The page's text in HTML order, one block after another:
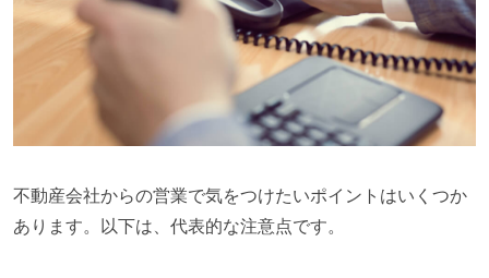
不動産会社からの営業で気をつけたいポイントはいくつか
あります。以下は、代表的な注意点です。